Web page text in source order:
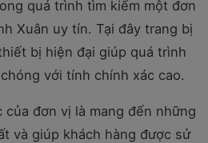
quá trình tìm kiếm một đơn
Xuân uy tín. Tại đây trang bị
bị hiện đại giúp quá trình
với tính chính xác cao.
của đơn vị là mang đến những
và giúp khách hàng được sử